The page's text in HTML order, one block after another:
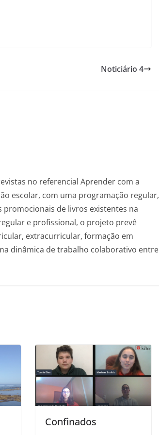
Noticiário 4
no referencial Aprender com a
escolar, com uma programação regular,
de livros existentes na
e profissional, o projeto prevê
extracurricular, formação em
dinâmica de trabalho colaborativo entre
Confinados